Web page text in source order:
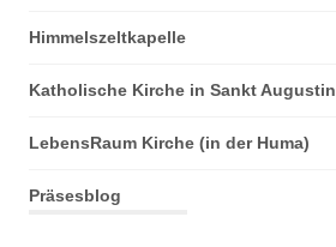
Himmelszeltkapelle
Katholische Kirche in Sankt Augustin
LebensRaum Kirche (in der Huma)
Präsesblog